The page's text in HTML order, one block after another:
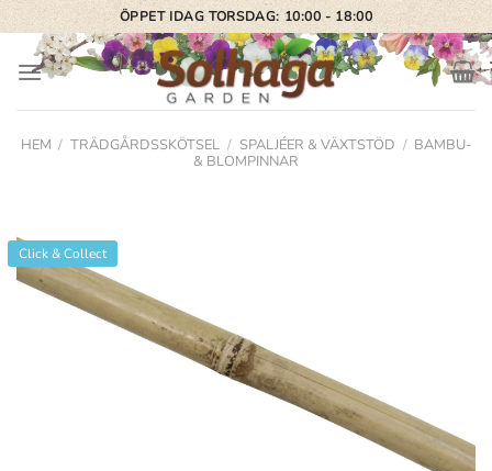
Skip
to
content
ÖPPET IDAG TORSDAG: 10:00 - 18:00
HEM / TRÄDGÅRDSSKÖTSEL / SPALJÉER & VÄXTSTÖD / BAMBU-
& BLOMPINNAR
Click & Collect